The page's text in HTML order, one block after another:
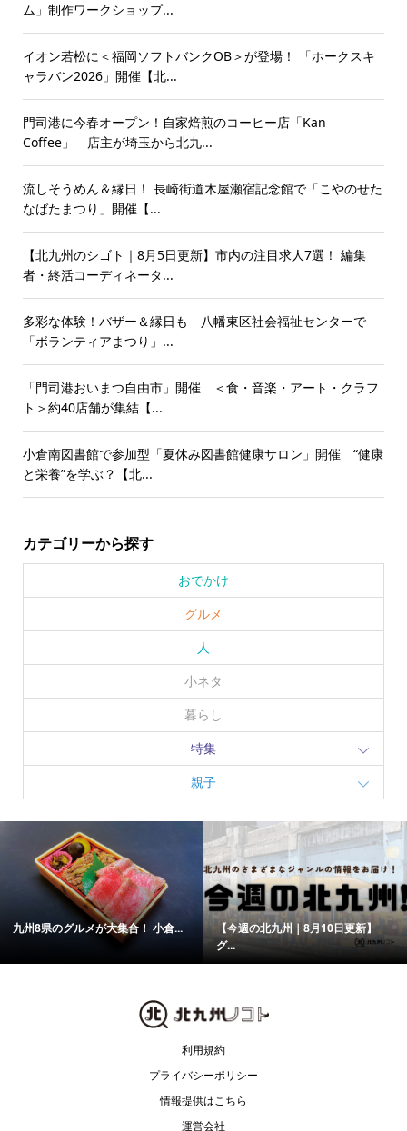
ム」制作ワークショップ...
イオン若松に＜福岡ソフトバンクOB＞が登場！ 「ホークスキ
ャラバン2026」開催【北...
門司港に今春オープン！自家焙煎のコーヒー店「Kan
Coffee」 店主が埼玉から北九...
流しそうめん＆縁日！ 長崎街道木屋瀬宿記念館で「こやのせた
なばたまつり」開催【...
【北九州のシゴト｜8月5日更新】市内の注目求人7選！ 編集
者・終活コーディネータ...
多彩な体験！バザー＆縁日も 八幡東区社会福祉センターで
「ボランティアまつり」...
「門司港おいまつ自由市」開催 ＜食・音楽・アート・クラフ
ト＞約40店舗が集結【...
小倉南図書館で参加型「夏休み図書館健康サロン」開催 “健康
と栄養”を学ぶ？【北...
カテゴリーから探す
おでかけ
グルメ
人
小ネタ
暮らし
特集
親子
九州8県のグルメが大集合！ 小倉...
【今週の北九州｜8月10日更新】
グ...
利用規約
プライバシーポリシー
情報提供はこちら
運営会社